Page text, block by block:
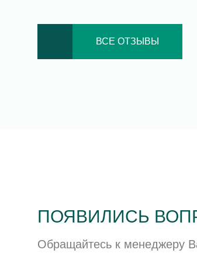
ВСЕ ОТЗЫВЫ
ПОЯВИЛИСЬ
Обращайтесь к менеджеру